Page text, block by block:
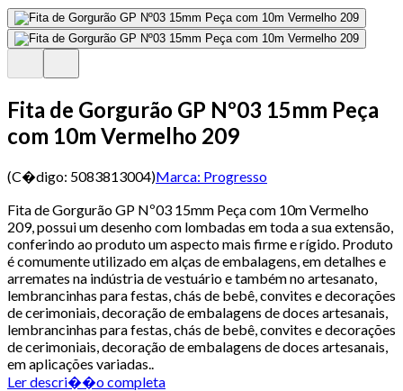
Fita de Gorgurão GP Nº03 15mm Peça
com 10m Vermelho 209
(C�digo: 5083813004)Marca: Progresso
Fita de Gorgurão GP Nº03 15mm Peça com 10m Vermelho
209, possui um desenho com lombadas em toda a sua extensão,
conferindo ao produto um aspecto mais firme e rígido. Produto
é comumente utilizado em alças de embalagens, em detalhes e
arremates na indústria de vestuário e também no artesanato,
lembrancinhas para festas, chás de bebê, convites e decorações
de cerimoniais, decoração de embalagens de doces artesanais,
lembrancinhas para festas, chás de bebê, convites e decorações
de cerimoniais, decoração de embalagens de doces artesanais,
em aplicações variadas..
Ler descri��o completa